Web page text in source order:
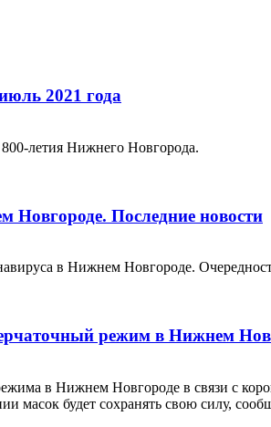
2021 года
летия Нижнего Новгорода.
Новгороде. Последние новости
в Нижнем Новгороде.
режим в Нижнем
в Нижнем Новгороде в связи с
масок будет сохранять свою силу,